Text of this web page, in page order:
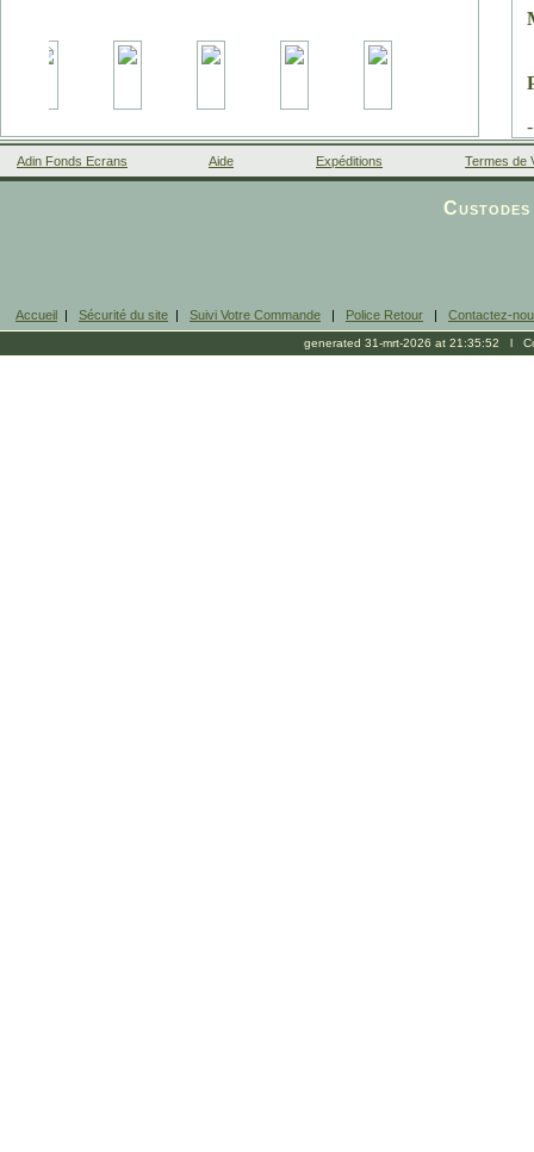
Adin Fonds Ecrans Aide Expéditions Termes de
Accueil | Sécurité du site | Suivi Votre Commande | Police Retour | Contactez-
generated 31-mrt-2026 at 21:35:52 l